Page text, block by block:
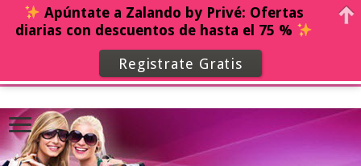
Apúntate a Zalando by Privé: Ofertas
diarias con descuentos de hasta el 75 %
Registrate Gratis